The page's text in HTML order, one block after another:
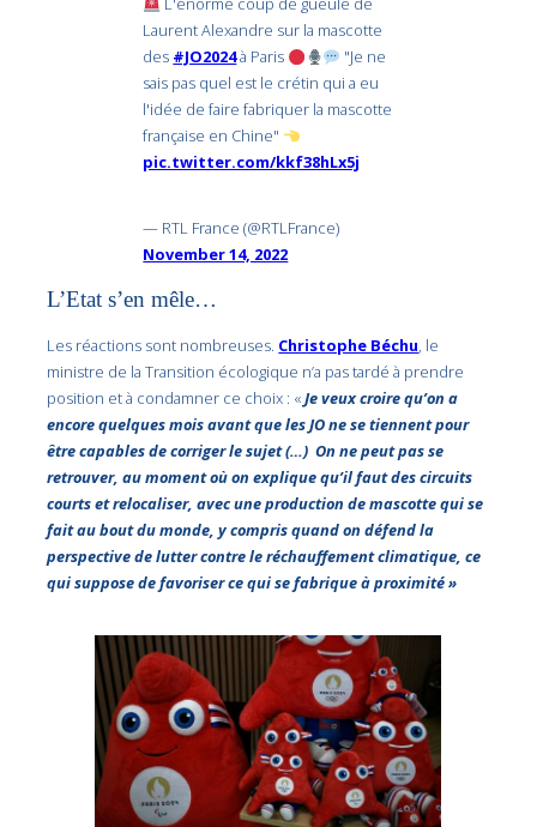
Laurent Alexandre sur la mascotte
des #JO2024à Paris
"Je ne
sais pas quel est le crétin qui a eu
l'idée de faire fabriquer la mascotte
française en Chine"
pic.twitter.com/kkf38hLx5j
— RTL France (@RTLFrance)
November 14, 2022
L’Etat s’en mêle…
Les réactions sont nombreuses. Christophe Béchu, le
ministre de la Transition écologique n’a pas tardé à prendre
position et à condamner ce choix : «Je veux croire qu’on a
encore quelques mois avant que les JO ne se tiennent pour
être capables de corriger le sujet (…) On ne peut pas se
retrouver, au moment où on explique qu’il faut des circuits
courts et relocaliser, avec une production de mascotte qui se
fait au bout du monde, y compris quand on défend la
perspective de lutter contre le réchauffement climatique, ce
qui suppose de favoriser ce qui se fabrique à proximité »